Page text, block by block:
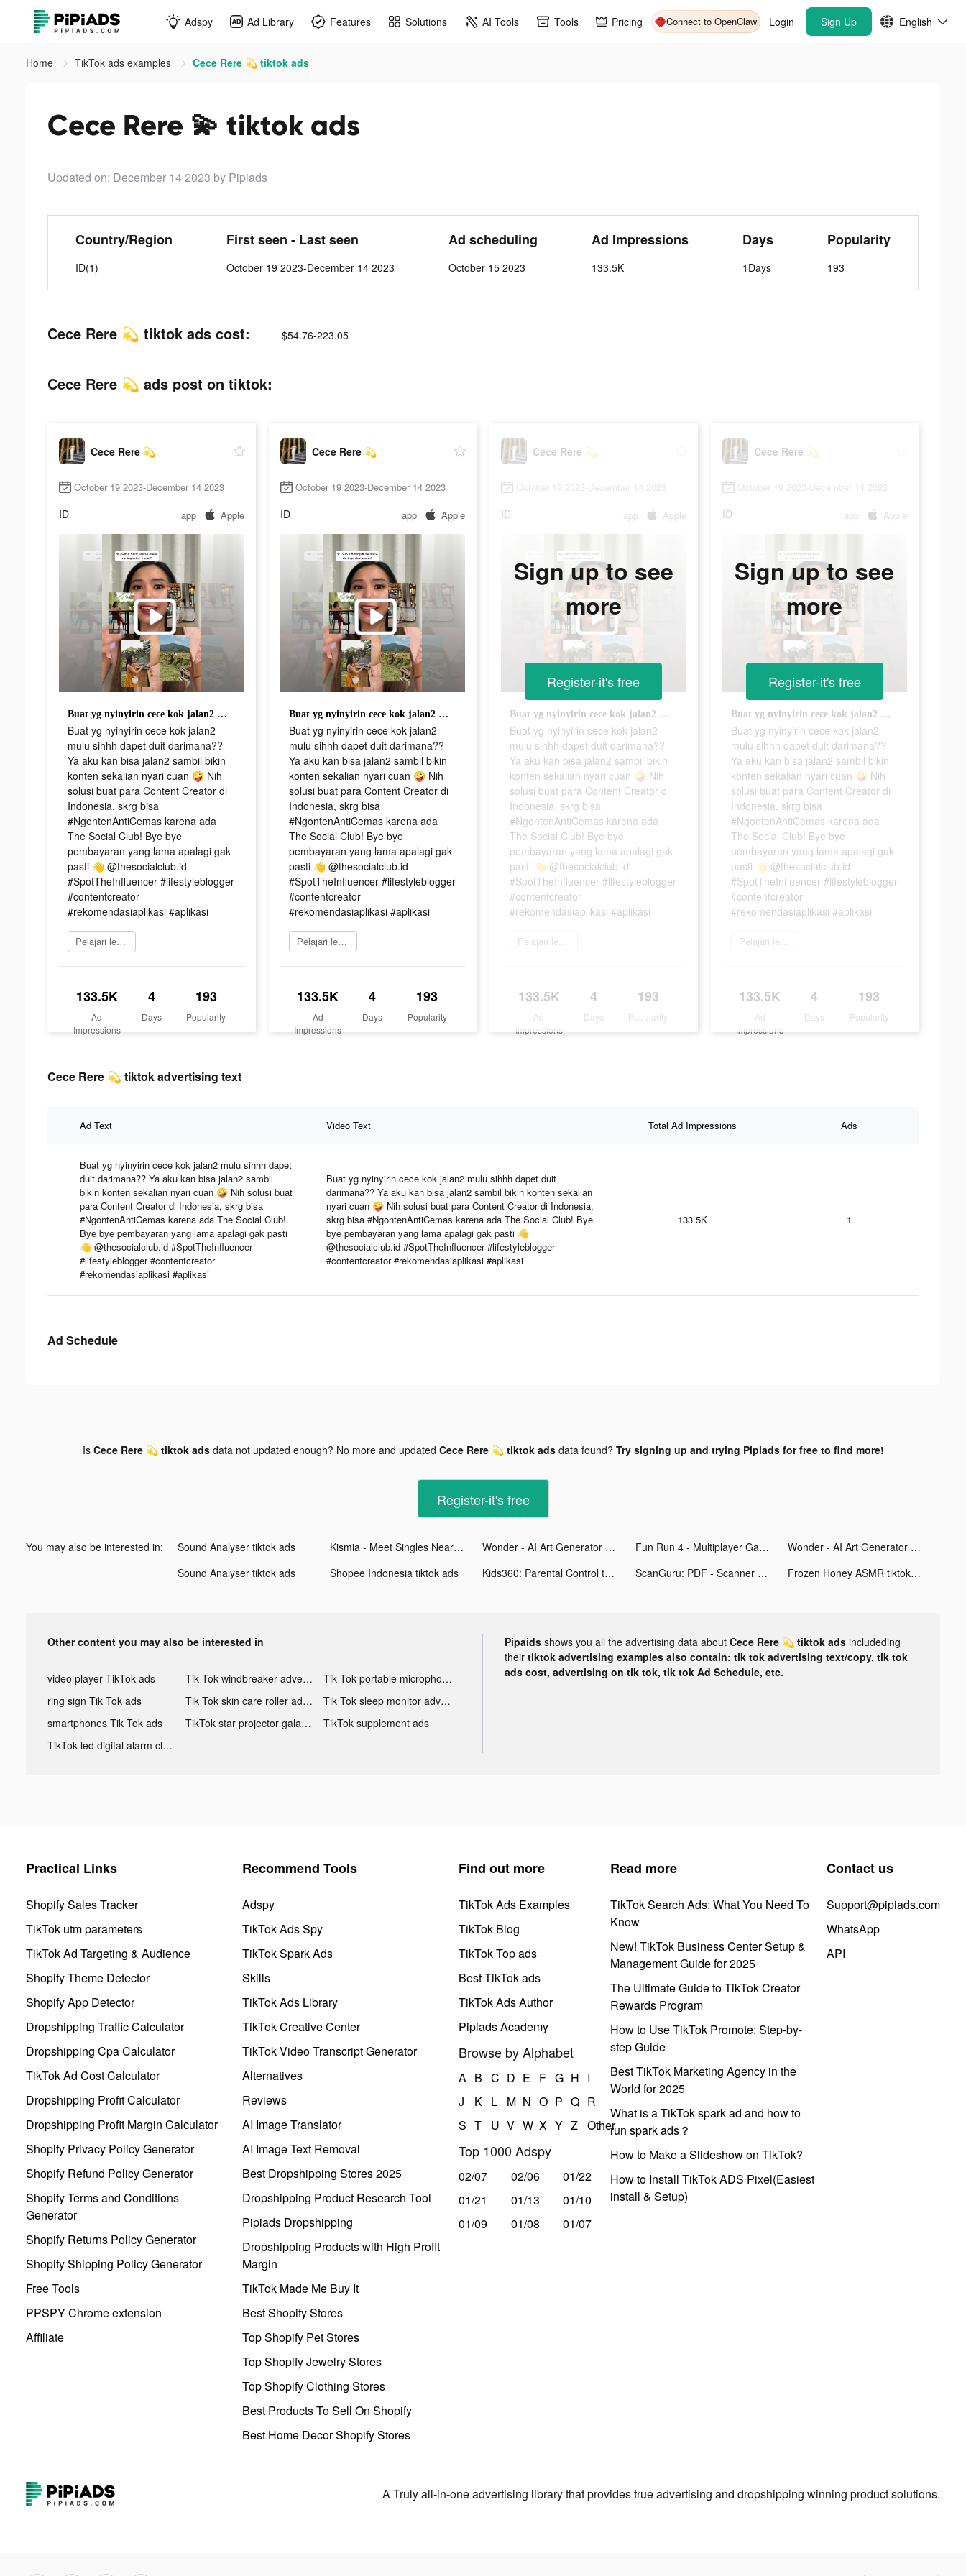
Adspy Ad Library Features Solutions AI Tools Tools Pricing Connect to OpenClaw Login Sign Up English
Home TikTok ads examples Cece Rere 💫 tiktok ads
Cece Rere 💫 tiktok ads
Updated on: December 14 2023 by Pipiads
Country/Region
ID(1)
First seen - Last seen
October 19 2023-December 14 2023
Ad scheduling
October 15 2023
Ad Impressions
133.5K
Days
1Days
Popularity
193
Cece Rere 💫 tiktok ads cost: $54.76-223.05
Cece Rere 💫 ads post on tiktok:
Cece Rere 💫
October 19 2023-December 14 2023
ID app Apple
Buat yg nyinyirin cece kok jalan2 mulu sihhh dapet duit darimana?? Ya aku kan bisa jalan2 sambil bikin konten sekalian nyari cuan 🤪 Nih solusi buat para Content Creator di Indonesia, skrg bisa #NgontenAntiCemas karena ada The Social Club! Bye bye pembayaran yang lama apalagi gak pasti 👋 @thesocialclub.id #SpotTheInfluencer #lifestyleblogger #contentcreator #rekomendasiaplikasi #aplikasi
Buat yg nyinyirin cece kok jalan2
mulu sihhh dapet duit darimana??
Ya aku kan bisa jalan2 sambil bikin
konten sekalian nyari cuan 🤪 Nih
solusi buat para Content Creator di
Indonesia, skrg bisa
#NgontenAntiCemas karena ada
The Social Club! Bye bye
pembayaran yang lama apalagi gak
pasti 👋 @thesocialclub.id
#SpotTheInfluencer #lifestyleblogger
#contentcreator
#rekomendasiaplikasi #aplikasi
Pelajari lebih lanjut
133.5K
Ad
Impressions
4
Days
193
Popularity
Cece Rere 💫
October 19 2023-December 14 2023
ID app Apple
Buat yg nyinyirin cece kok jalan2 mulu sihhh dapet duit darimana?? Ya aku kan bisa jalan2 sambil bikin konten sekalian nyari cuan 🤪 Nih solusi buat para Content Creator di Indonesia, skrg bisa #NgontenAntiCemas karena ada The Social Club! Bye bye pembayaran yang lama apalagi gak pasti 👋 @thesocialclub.id #SpotTheInfluencer #lifestyleblogger #contentcreator #rekomendasiaplikasi #aplikasi
Buat yg nyinyirin cece kok jalan2
mulu sihhh dapet duit darimana??
Ya aku kan bisa jalan2 sambil bikin
konten sekalian nyari cuan 🤪 Nih
solusi buat para Content Creator di
Indonesia, skrg bisa
#NgontenAntiCemas karena ada
The Social Club! Bye bye
pembayaran yang lama apalagi gak
pasti 👋 @thesocialclub.id
#SpotTheInfluencer #lifestyleblogger
#contentcreator
#rekomendasiaplikasi #aplikasi
Pelajari lebih lanjut
133.5K
Ad
Impressions
4
Days
193
Popularity
Cece Rere 💫
October 19 2023-December 14 2023
ID app Apple
Buat yg nyinyirin cece kok jalan2 mulu sihhh dapet duit darimana?? Ya aku kan bisa jalan2 sambil bikin konten sekalian nyari cuan 🤪 Nih solusi buat para Content Creator di Indonesia, skrg bisa #NgontenAntiCemas karena ada The Social Club! Bye bye pembayaran yang lama apalagi gak pasti 👋 @thesocialclub.id #SpotTheInfluencer #lifestyleblogger #contentcreator #rekomendasiaplikasi #aplikasi
Buat yg nyinyirin cece kok jalan2
mulu sihhh dapet duit darimana??
Ya aku kan bisa jalan2 sambil bikin
konten sekalian nyari cuan 🤪 Nih
solusi buat para Content Creator di
Indonesia, skrg bisa
#NgontenAntiCemas karena ada
The Social Club! Bye bye
pembayaran yang lama apalagi gak
pasti 👋 @thesocialclub.id
#SpotTheInfluencer #lifestyleblogger
#contentcreator
#rekomendasiaplikasi #aplikasi
Pelajari lebih lanjut
133.5K
Ad
Impressions
4
Days
193
Popularity
Sign up to see
more
Register-it's free
Cece Rere 💫
October 19 2023-December 14 2023
ID app Apple
Buat yg nyinyirin cece kok jalan2 mulu sihhh dapet duit darimana?? Ya aku kan bisa jalan2 sambil bikin konten sekalian nyari cuan 🤪 Nih solusi buat para Content Creator di Indonesia, skrg bisa #NgontenAntiCemas karena ada The Social Club! Bye bye pembayaran yang lama apalagi gak pasti 👋 @thesocialclub.id #SpotTheInfluencer #lifestyleblogger #contentcreator #rekomendasiaplikasi #aplikasi
Buat yg nyinyirin cece kok jalan2
mulu sihhh dapet duit darimana??
Ya aku kan bisa jalan2 sambil bikin
konten sekalian nyari cuan 🤪 Nih
solusi buat para Content Creator di
Indonesia, skrg bisa
#NgontenAntiCemas karena ada
The Social Club! Bye bye
pembayaran yang lama apalagi gak
pasti 👋 @thesocialclub.id
#SpotTheInfluencer #lifestyleblogger
#contentcreator
#rekomendasiaplikasi #aplikasi
Pelajari lebih lanjut
133.5K
Ad
Impressions
4
Days
193
Popularity
Sign up to see
more
Register-it's free
Cece Rere 💫 tiktok advertising text
Ad Text Video Text Total Ad Impressions Ads
Buat yg nyinyirin cece kok jalan2 mulu sihhh dapet
duit darimana?? Ya aku kan bisa jalan2 sambil
bikin konten sekalian nyari cuan 🤪 Nih solusi buat
para Content Creator di Indonesia, skrg bisa
#NgontenAntiCemas karena ada The Social Club!
Bye bye pembayaran yang lama apalagi gak pasti
👋 @thesocialclub.id #SpotTheInfluencer
#lifestyleblogger #contentcreator
#rekomendasiaplikasi #aplikasi
Buat yg nyinyirin cece kok jalan2 mulu sihhh dapet duit
darimana?? Ya aku kan bisa jalan2 sambil bikin konten sekalian
nyari cuan 🤪 Nih solusi buat para Content Creator di Indonesia,
skrg bisa #NgontenAntiCemas karena ada The Social Club! Bye
bye pembayaran yang lama apalagi gak pasti 👋
@thesocialclub.id #SpotTheInfluencer #lifestyleblogger
#contentcreator #rekomendasiaplikasi #aplikasi
133.5K 1
Ad Schedule
Is Cece Rere 💫 tiktok adsdata not updated enough? No more and updated Cece Rere 💫 tiktok adsdata found? Try signing up and trying Pipiads for free to find more!
Register-it's free
You may also be interested in: Sound Analyser tiktok ads Kismia - Meet Singles Nearby tiktok ads Wonder - AI Art Generator tiktok ads Fun Run 4 - Multiplayer Games tiktok ads
Wonder - AI Art Generator tiktok ads
Sound Analyser tiktok ads
Shopee Indonesia tiktok ads Kids360: Parental Control tiktok ads ScanGuru: PDF - Scanner tiktok ads Frozen Honey ASMR tiktok ads
Other content you may also be interested in
video player TikTok ads Tik Tok windbreaker advertising
Tik Tok portable microphone advertising
ring sign Tik Tok ads
Tik Tok skin care roller advertising
Tik Tok sleep monitor advertising
smartphones Tik Tok ads
TikTok star projector galaxy night light bluetooth ads
TikTok supplement ads
TikTok led digital alarm clock ads
Pipaids shows you all the advertising data about Cece Rere 💫 tiktok ads includeding
their tiktok advertising examples also contain: tik tok advertising text/copy, tik tok
ads cost, advertising on tik tok, tik tok Ad Schedule, etc.
Practical Links
Shopify Sales Tracker
TikTok utm parameters
TikTok Ad Targeting & Audience
Shopify Theme Detector
Shopify App Detector
Dropshipping Traffic Calculator
Dropshipping Cpa Calculator
TikTok Ad Cost Calculator
Dropshipping Profit Calculator
Dropshipping Profit Margin Calculator
Shopify Privacy Policy Generator
Shopify Refund Policy Generator
Shopify Terms and Conditions
Generator
Shopify Returns Policy Generator
Shopify Shipping Policy Generator
Free Tools
PPSPY Chrome extension
Affiliate
Recommend Tools
Adspy
TikTok Ads Spy
TikTok Spark Ads
Skills
TikTok Ads Library
TikTok Creative Center
TikTok Video Transcript Generator
Alternatives
Reviews
AI Image Translator
AI Image Text Removal
Best Dropshipping Stores 2025
Dropshipping Product Research Tool
Pipiads Dropshipping
Dropshipping Products with High Profit
Margin
TikTok Made Me Buy It
Best Shopify Stores
Top Shopify Pet Stores
Top Shopify Jewelry Stores
Top Shopify Clothing Stores
Best Products To Sell On Shopify
Best Home Decor Shopify Stores
Find out more
TikTok Ads Examples
TikTok Blog
TikTok Top ads
Best TikTok ads
TikTok Ads Author
Pipiads Academy
Browse by Alphabet
A B C D E F G H I
J
K L M N O P Q R
S T U V W X Y Z Other
Top 1000 Adspy
02/07 02/06
01/22
01/21
01/13
01/10
01/09
01/08 01/07
Read more
TikTok Search Ads: What You Need To
Know
New! TikTok Business Center Setup &
Management Guide for 2025
The Ultimate Guide to TikTok Creator
Rewards Program
How to Use TikTok Promote: Step-by-
step Guide
Best TikTok Marketing Agency in the
World for 2025
What is a TikTok spark ad and how to
run spark ads？
How to Make a Slideshow on TikTok?
How to Install TikTok ADS Pixel(Easiest
install & Setup)
Contact us
Support@pipiads.com
WhatsApp
API
A Truly all-in-one advertising library that provides true advertising and dropshipping winning product solutions.